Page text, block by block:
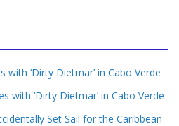
with ‘Dirty Dietmar’ in Cabo Verde
with ‘Dirty Dietmar’ in Cabo Verde
Set Sail for the Caribbean